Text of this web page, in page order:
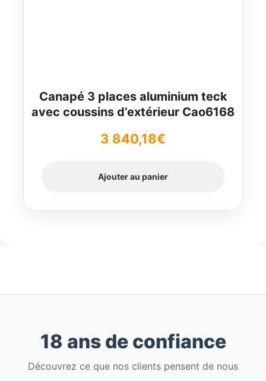
Canapé 3 places aluminium teck
avec coussins d’extérieur Cao6168
3 840,18€
Ajouter au panier
18 ans de confiance
Découvrez ce que nos clients pensent de nous